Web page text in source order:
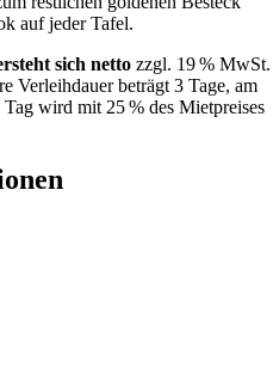
auf jeder Tafel.
sich netto zzgl. 19 % MwSt.
Verleihdauer beträgt 3 Tage, am
wird mit 25 % des Mietpreises